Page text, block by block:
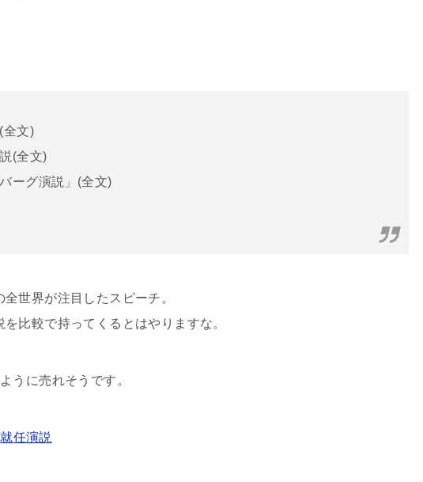
全文)
(全文)
ーグ演説」(全文)
世界が注目したスピーチ。
比較で持ってくるとはやりますな。
うに売れそうです。
任演説